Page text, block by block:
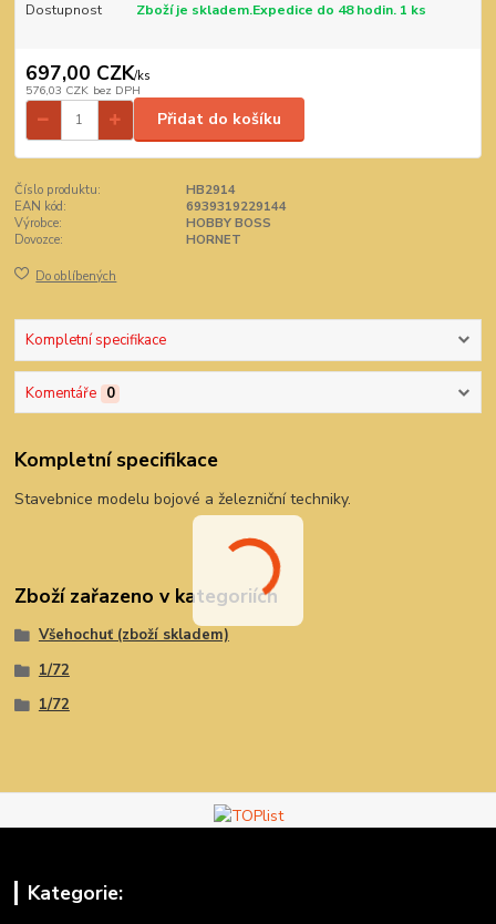
Dostupnost Zboží je skladem.Expedice do 48 hodin. 1 ks
697,00 CZK/ks
576,03 CZK bez DPH
Přidat do košíku
Číslo produktu:
HB2914
EAN kód:
6939319229144
Výrobce:
HOBBY BOSS
Dovozce:
HORNET
Do oblíbených
Kompletní specifikace
Komentáře 0
Kompletní specifikace
Stavebnice modelu bojové a železniční techniky.
Zboží zařazeno v kategoriích
Všehochuť (zboží skladem)
1/72
1/72
Kategorie: